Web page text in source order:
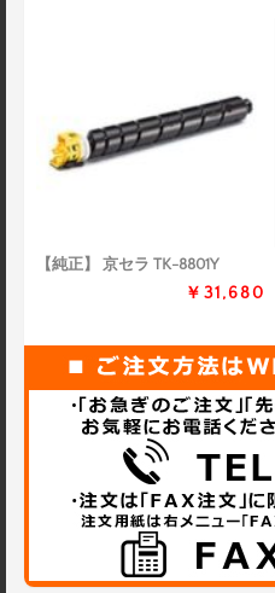
【純正】 京セラ TK-8801Y
￥31,680